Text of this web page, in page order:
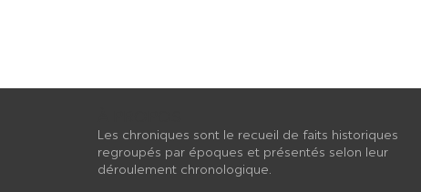
Les chroniques sont le recueil de faits historiques
regroupés par époques et présentés selon leur
déroulement chronologique.